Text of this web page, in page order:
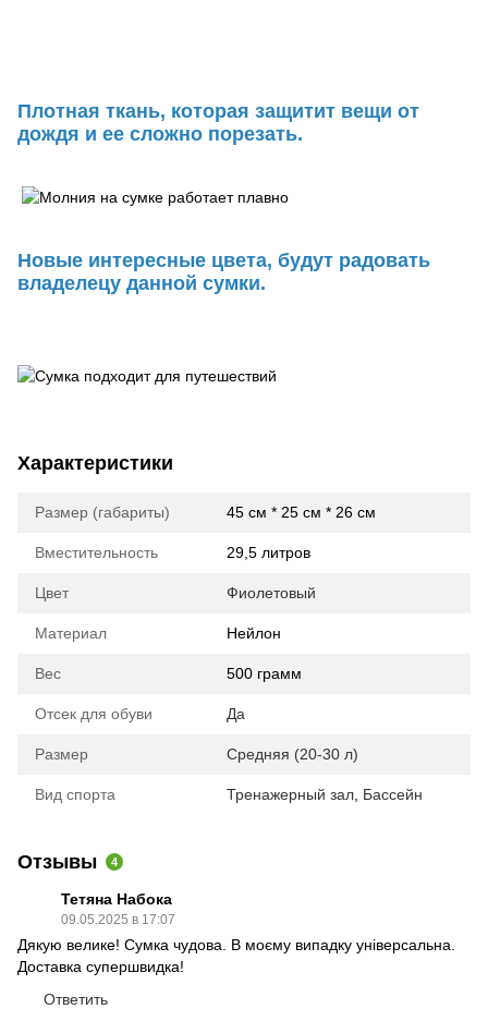
Плотная ткань, которая защитит вещи от
дождя и ее сложно порезать.
Новые интересные цвета, будут радовать
владелецу данной сумки.
Характеристики
Размер (габариты) 45 см * 25 см * 26 см
Вместительность 29,5 литров
Цвет Фиолетовый
Материал Нейлон
Вес 500 грамм
Отсек для обуви Да
Размер Средняя (20-30 л)
Вид спорта Тренажерный зал Бассейн
Отзывы 4
Тетяна Набока
09.05.2025 в 17:07
Дякую велике! Сумка чудова. В моєму випадку універсальна.
Доставка супершвидка!
Ответить